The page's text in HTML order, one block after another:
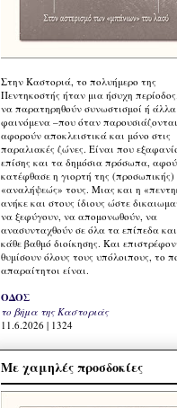
Στην Καστοριά, το πολυήμερο της
Πεντηκοστής ήταν μια ήσυχη
να παρατηρηθούν συνωστισμοί ή άλλα
φαινόμενα –που όταν παρουσιάζονται
αφορούν αποκλειστικά και μόνο στις
παραλιακές ζώνες. Είναι που
επίσης και τα δημόσια πρόσωπα, αφού
κατέφθασε η γιορτή της (προσωπικής)
«αναλήψεώς» τους. Μιας και η
ανήκε και στους ίδιους ώστε
να ξεφύγουν, να απομονωθούν, να
ανασυνταχθούν σε όλα τα επίπεδα
κάθε βαθμό διοίκησης. Και
θυμίσουν όλους τους υπόλοιπους, το
απαραίτητοι είναι.
ΟΔΟΣ
το βήμα της Καστοριάς
11.6.2026 | 1324
Με χαμηλές προσδοκίες